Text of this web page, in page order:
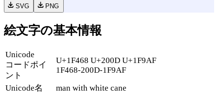
SVG PNG
絵文字の基本情報
Unicode
コードポイ
ント
U+1F468 U+200D U+1F9AF
1F468-200D-1F9AF
Unicode名
man with white cane